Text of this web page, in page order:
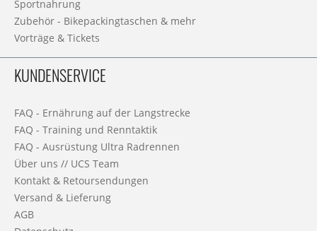
Sportnahrung
Zubehör - Bikepackingtaschen & mehr
Vorträge & Tickets
KUNDENSERVICE
FAQ - Ernährung auf der Langstrecke
FAQ - Training und Renntaktik
FAQ - Ausrüstung Ultra Radrennen
Über uns // UCS Team
Kontakt & Retoursendungen
Versand & Lieferung
AGB